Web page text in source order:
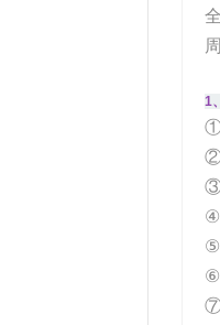
1
①
③
④
⑤
⑥
⑦